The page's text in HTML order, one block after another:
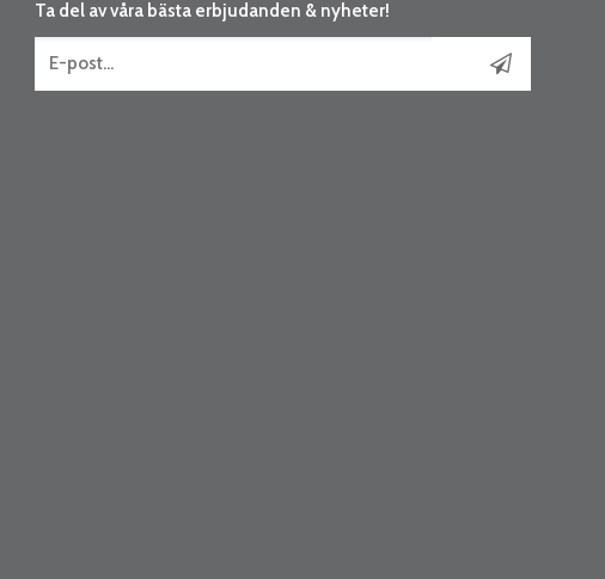
Ta del av våra bästa erbjudanden & nyheter!